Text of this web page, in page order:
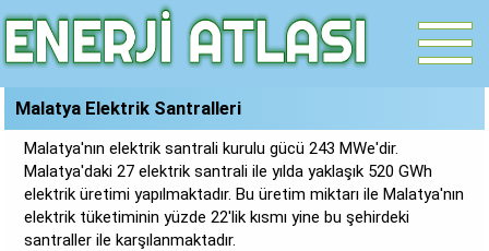
Malatya Elektrik Santralleri
Malatya'nın elektrik santrali kurulu gücü 243 MWe'dir.
Malatya'daki 27 elektrik santrali ile yılda yaklaşık 520 GWh
elektrik üretimi yapılmaktadır. Bu üretim miktarı ile Malatya'nın
elektrik tüketiminin yüzde 22'lik kısmı yine bu şehirdeki
santraller ile karşılanmaktadır.